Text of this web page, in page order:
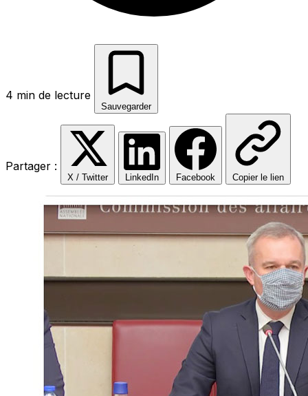
4 min de lecture
Sauvegarder
Partager :
X / Twitter LinkedIn Facebook Copier le lien